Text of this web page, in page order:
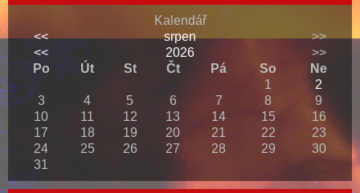
Kalendář
<<
srpen
>>
<<
2026
>>
Po
Út St Čt Pá So
Ne
1
2
3
4 5 6 7 8
9
10
11 12 13 14 15
16
17
18 19 20 21 22
23
24
25 26 27 28 29
30
31